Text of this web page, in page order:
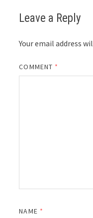
Leave a Reply
Your email address
COMMENT *
NAME *